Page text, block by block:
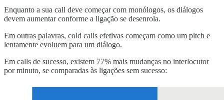
Enquanto a sua call deve começar com monólogos, os diálogos
devem aumentar conforme a ligação se desenrola.
Em outras palavras, cold calls efetivas começam como um pitch e
lentamente evoluem para um diálogo.
Em calls de sucesso, existem 77% mais mudanças no interlocutor
por minuto, se comparadas às ligações sem sucesso: